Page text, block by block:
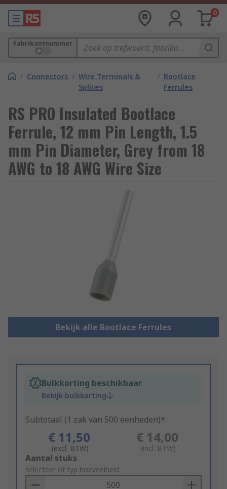
0
Fabrikantnummer
/ Connectors / Wire Terminals &
Splices
/ Bootlace
Ferrules
RS PRO Insulated Bootlace
Ferrule, 12 mm Pin Length, 1.5
mm Pin Diameter, Grey from 18
AWG to 18 AWG Wire Size
Bekijk alle Bootlace Ferrules
Bulkkorting beschikbaar
Bekijk bulkkorting
Subtotaal (1 zak van 500 eenheden)*
€ 11,50
(excl. BTW)
€ 14,00
(incl. BTW)
Add
to
Basket
Aantal stuks
selecteer of typ hoeveelheid